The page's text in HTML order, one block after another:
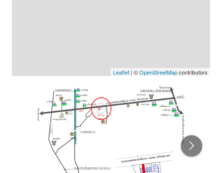
Leaflet | ©OpenStreetMapcontributors